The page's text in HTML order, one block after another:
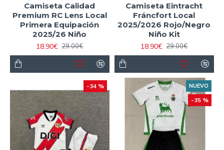
Camiseta Calidad
Premium RC Lens Local
Primera Equipación
2025/26 Niño
18.90€ 29.00€
Camiseta Eintracht
Fráncfort Local
2025/2026 Rojo/Negro
Niño Kit
18.90€ 29.00€
-34 % NUEVO
-35 %